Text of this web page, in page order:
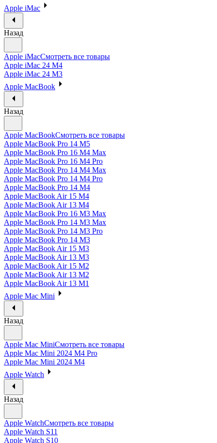
Apple iMac
Назад
Apple iMacСмотреть все товары
Apple iMac 24 M4
Apple iMac 24 M3
Apple MacBook
Назад
Apple MacBookСмотреть все товары
Apple MacBook Pro 14 M5
Apple MacBook Pro 16 M4 Max
Apple MacBook Pro 16 M4 Pro
Apple MacBook Pro 14 M4 Max
Apple MacBook Pro 14 M4 Pro
Apple MacBook Pro 14 M4
Apple MacBook Air 15 M4
Apple MacBook Air 13 M4
Apple MacBook Pro 16 M3 Max
Apple MacBook Pro 14 M3 Max
Apple MacBook Pro 14 M3 Pro
Apple MacBook Pro 14 M3
Apple MacBook Air 15 M3
Apple MacBook Air 13 M3
Apple MacBook Air 15 M2
Apple MacBook Air 13 M2
Apple MacBook Air 13 M1
Apple Mac Mini
Назад
Apple Mac MiniСмотреть все товары
Apple Mac Mini 2024 M4 Pro
Apple Mac Mini 2024 M4
Apple Watch
Назад
Apple WatchСмотреть все товары
Apple Watch S11
Apple Watch S10